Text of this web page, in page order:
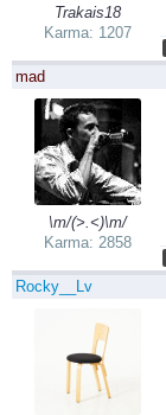
Trakais18
Karma: 1207
mad
\m/(>.<)\m/
Karma: 2858
Rocky__Lv